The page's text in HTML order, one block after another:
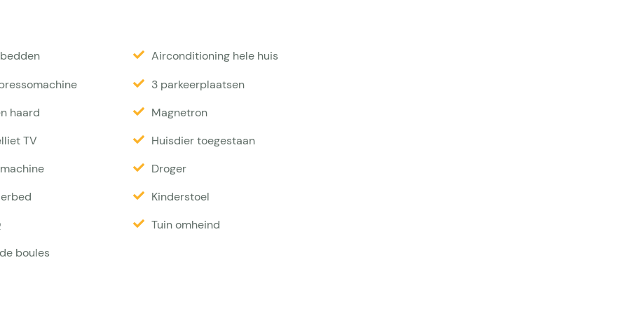
gas verwarmde kooltjes) aanwezig. Mooie
4 slaapkamers, 3 badkamers, gastentoilet,
De keuken is geheel gemoderniseerd
Richmond fornuis, Amerikaanse koelkast,
nieuw. Er zijn tweepersoonsbedden van 1,80,
luxe villa heeft intercom, internet/wifi, vaste
ontvangst van o.a. NL zenders. Balkondeuren met
Airconditioning hele huis
3 parkeerplaatsen
haard
Magnetron
TV
Huisdier toegestaan
Droger
Kinderstoel
Tuin omheind
boules